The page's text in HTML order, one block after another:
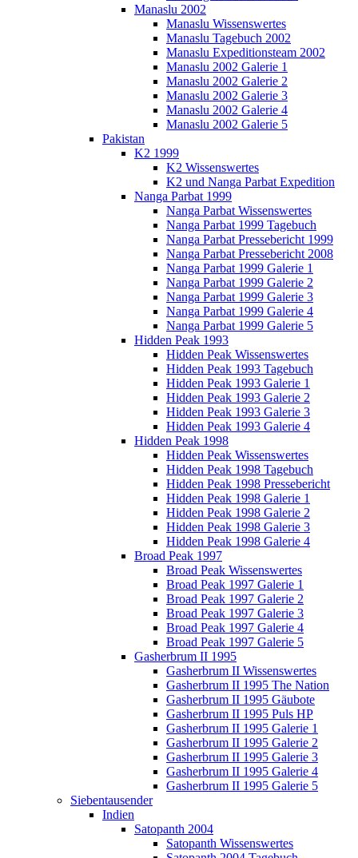
Manaslu 2002
Manaslu Wissenswertes
Manaslu Tagebuch 2002
Manaslu Expeditionsteam 2002
Manaslu 2002 Galerie 1
Manaslu 2002 Galerie 2
Manaslu 2002 Galerie 3
Manaslu 2002 Galerie 4
Manaslu 2002 Galerie 5
Pakistan
K2 1999
K2 Wissenswertes
K2 und Nanga Parbat Expedition
Nanga Parbat 1999
Nanga Parbat Wissenswertes
Nanga Parbat 1999 Tagebuch
Nanga Parbat Pressebericht 1999
Nanga Parbat Pressebericht 2008
Nanga Parbat 1999 Galerie 1
Nanga Parbat 1999 Galerie 2
Nanga Parbat 1999 Galerie 3
Nanga Parbat 1999 Galerie 4
Nanga Parbat 1999 Galerie 5
Hidden Peak 1993
Hidden Peak Wissenswertes
Hidden Peak 1993 Tagebuch
Hidden Peak 1993 Galerie 1
Hidden Peak 1993 Galerie 2
Hidden Peak 1993 Galerie 3
Hidden Peak 1993 Galerie 4
Hidden Peak 1998
Hidden Peak Wissenswertes
Hidden Peak 1998 Tagebuch
Hidden Peak 1998 Pressebericht
Hidden Peak 1998 Galerie 1
Hidden Peak 1998 Galerie 2
Hidden Peak 1998 Galerie 3
Hidden Peak 1998 Galerie 4
Broad Peak 1997
Broad Peak Wissenswertes
Broad Peak 1997 Galerie 1
Broad Peak 1997 Galerie 2
Broad Peak 1997 Galerie 3
Broad Peak 1997 Galerie 4
Broad Peak 1997 Galerie 5
Gasherbrum II 1995
Gasherbrum II Wissenswertes
Gasherbrum II 1995 The Nation
Gasherbrum II 1995 Gäubote
Gasherbrum II 1995 Puls HP
Gasherbrum II 1995 Galerie 1
Gasherbrum II 1995 Galerie 2
Gasherbrum II 1995 Galerie 3
Gasherbrum II 1995 Galerie 4
Gasherbrum II 1995 Galerie 5
Siebentausender
Indien
Satopanth 2004
Satopanth Wissenswertes